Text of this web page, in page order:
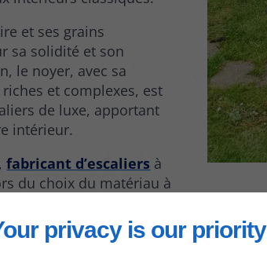
privacy is our priority
et ses grains
sa solidité et son
le noyer, avec sa
et complexes, est
de luxe, apportant
intérieur.
fabricant d’escaliers à
du choix du matériau à